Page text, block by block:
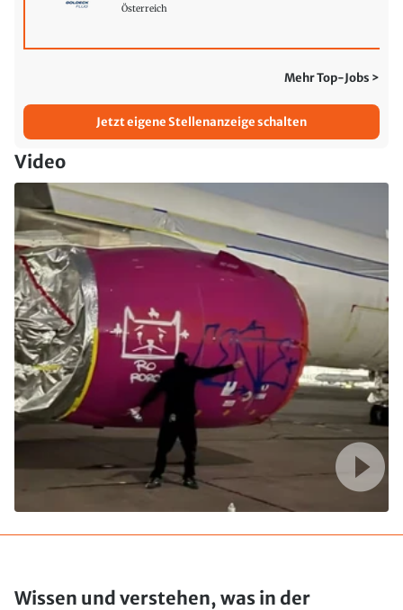
Österreich
Mehr Top-Jobs >
Jetzt eigene Stellenanzeige schalten
Video
Wissen und verstehen, was in der